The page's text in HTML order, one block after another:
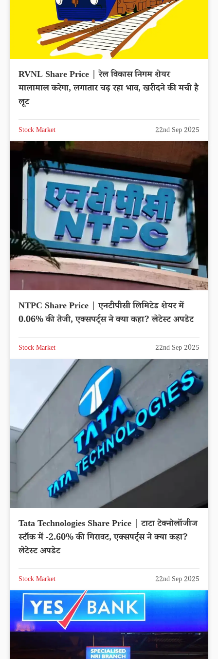
RVNL Share Price | रेल विकास निगम शेयर
मालामाल करेगा, लगातार चढ़ रहा भाव, खरीदने की मची है
लूट
Stock Market 22nd Sep 2025
NTPC Share Price | एनटीपीसी लिमिटेड शेयर में
0.06% की तेजी, एक्सपर्ट्स ने क्या कहा? लेटेस्ट अपडेट
Stock Market 22nd Sep 2025
Tata Technologies Share Price | टाटा टेक्नोलॉजीज
स्टॉक में -2.60% की गिरावट, एक्सपर्ट्स ने क्या कहा?
लेटेस्ट अपडेट
Stock Market 22nd Sep 2025